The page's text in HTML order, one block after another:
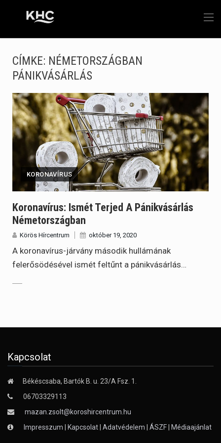
CÍMKE: NÉMETORSZÁGBAN
PÁNIKVÁSÁRLÁS
KORONAVÍRUS
Koronavírus: Ismét Terjed A Pánikvásárlás
Németországban
Körös Hírcentrum október 19, 2020
A koronavírus-járvány második hullámának
felerősödésével ismét feltűnt a pánikvásárlás…
Kapcsolat
Békéscsaba, Bartók B. u. 23/A Fsz. 1.
06703329113
mazan.zsolt@koroshircentrum.hu
Impresszum
Kapcsolat Adatvédelem ÁSZF Médiaajánlat